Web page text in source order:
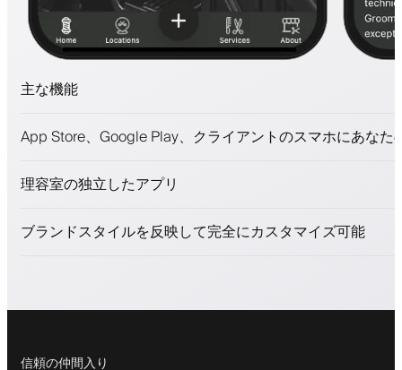
主な機能
支払い、保証金
ロイヤリティプログラムでクライアントを引きつける
プッシュ、SMS、メール通知
App Store、Google Play、クライアントのスマホにあなた
理容室の独立したアプリ
ブランドスタイルを反映して完全にカスタマイズ可能
信頼の仲間入り